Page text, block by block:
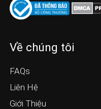
Về chúng tôi
FAQs
Liên Hệ
Giới Thiệu